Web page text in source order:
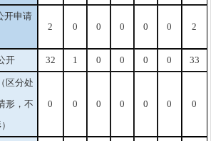
开申请
2 0 0 0 0 0 2
开 32 1 0 0 0 0 33
区分处
形，不
0 0 0 0 0 0 0